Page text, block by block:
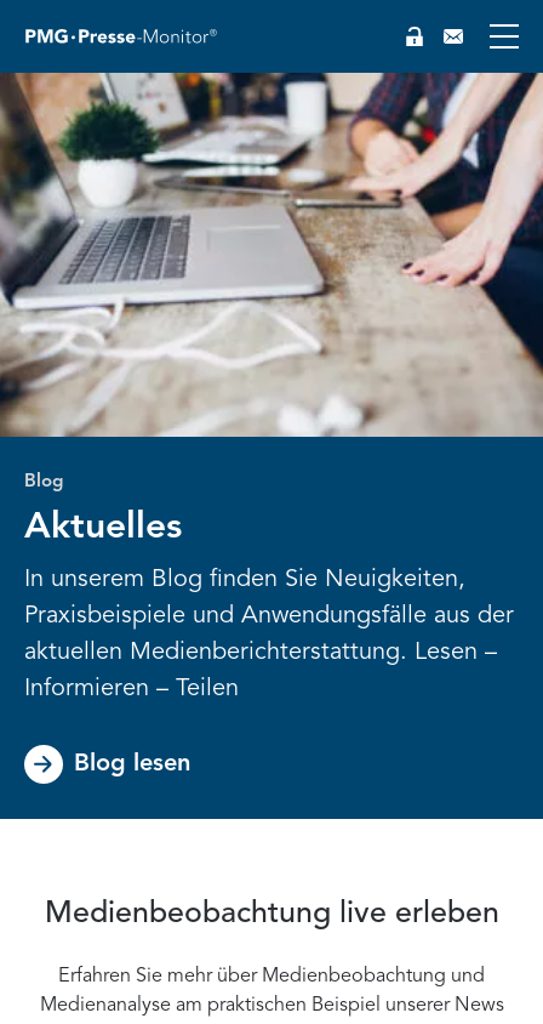
Blog
Aktuelles
In unserem Blog finden Sie Neuigkeiten,
Praxisbeispiele und Anwendungsfälle aus der
aktuellen Medienberichterstattung. Lesen –
Informieren – Teilen
Blog lesen
Medienbeobachtung live erleben
Erfahren Sie mehr über Medienbeobachtung und
Medienanalyse am praktischen Beispiel unserer News